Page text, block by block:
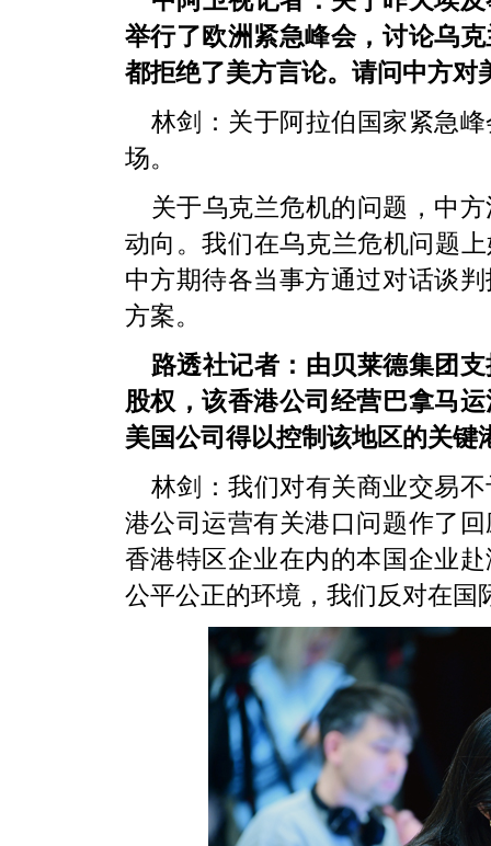
举行了欧洲紧急峰会，讨论乌
都拒绝了美方言论。请问中方对
林剑：关于阿拉伯国家紧急
场。
关于乌克兰危机的问题，中
动向。我们在乌克兰危机问题
中方期待各当事方通过对话谈
方案。
路透社记者：由贝莱德集团
股权，该香港公司经营巴拿马
美国公司得以控制该地区的关键
林剑：我们对有关商业交易
港公司运营有关港口问题作了
香港特区企业在内的本国企业
公平公正的环境，我们反对在